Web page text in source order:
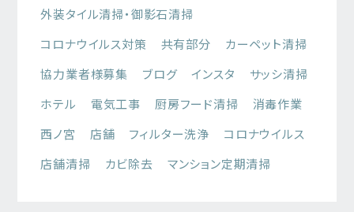
外装タイル清掃・御影石清掃
コロナウイルス対策
共有部分
カーペット清掃
協力業者様募集
ブログ インスタ
サッシ清掃
ホテル
電気工事 厨房フード清掃
消毒作業
西ノ宮
店舗 フィルター洗浄
コロナウイルス
店舗清掃
カビ除去 マンション定期清掃